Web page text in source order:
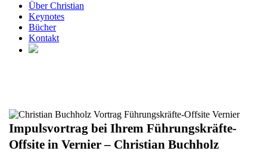
Über Christian
Keynotes
Bücher
Kontakt
Impulsvortrag bei Ihrem Führungskräfte-
Offsite in Vernier – Christian Buchholz